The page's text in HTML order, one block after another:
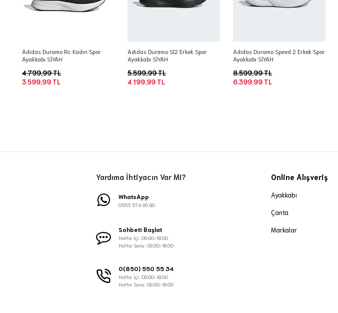
Adidas Duramo Rc Kadın Spor
Ayakkabı SİYAH
3.599,99 TL
4.799,99 TL
Adidas Duramo Sl2 Erkek Spor
Ayakkabı SİYAH
4.199,99 TL
5.599,99 TL
Adidas Duramo Speed 2 Erkek Spor
Ayakkabı SİYAH
6.399,99 TL
8.599,99 TL
Yardıma İhtiyacın Var MI?
WhatsApp
0553 574 90 80
Sohbeti Başlat
Hafta İçi: 09:00-18:00
Hafta Sonu: 09:00-16:00
0(850) 550 55 34
Hafta İçi: 09:00-18:00
Hafta Sonu: 09:00-16:00
Online Alışveriş
Ayakkabı
Çanta
Markalar